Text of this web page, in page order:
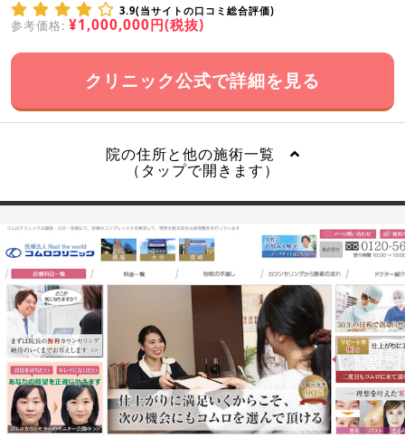
3.9(当サイトの口コミ総合評価)
参考価格: ¥1,000,000円(税抜)
クリニック公式で詳細を見る
院の住所と他の施術一覧
（タップで開きます）